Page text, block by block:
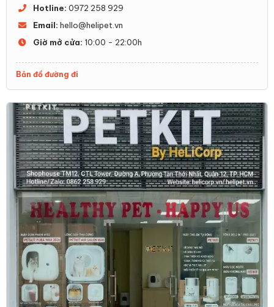
Hotline: 0972 258 929
Email: hello@helipet.vn
Giờ mở cửa: 10:00 - 22:00h
Bản đồ đường đi